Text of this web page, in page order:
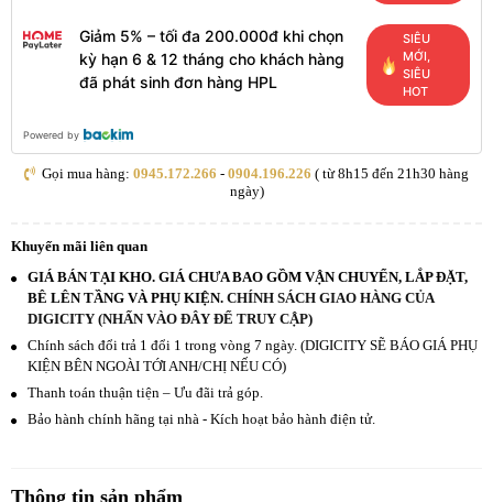
Giảm 5% – tối đa 200.000đ khi chọn
kỳ hạn 6 & 12 tháng cho khách hàng
đã phát sinh đơn hàng HPL
SIÊU
MỚI,
SIÊU
HOT
Powered by
Gọi mua hàng: 0945.172.266 - 0904.196.226 ( từ 8h15 đến 21h30 hàng
ngày)
Khuyến mãi liên quan
GIÁ BÁN TẠI KHO. GIÁ CHƯA BAO GỒM VẬN CHUYỂN, LẮP ĐẶT,
BÊ LÊN TẦNG VÀ PHỤ KIỆN. CHÍNH SÁCH GIAO HÀNG CỦA
DIGICITY (NHẤN VÀO ĐÂY ĐỂ TRUY CẬP)
Chính sách đổi trả 1 đổi 1 trong vòng 7 ngày. (DIGICITY SẼ BÁO GIÁ PHỤ
KIỆN BÊN NGOÀI TỚI ANH/CHỊ NẾU CÓ)
Thanh toán thuận tiện – Ưu đãi trả góp.
Bảo hành chính hãng tại nhà - Kích hoạt bảo hành điện tử.
Thông tin sản phẩm